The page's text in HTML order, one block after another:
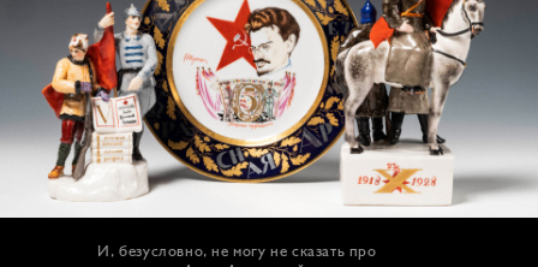
И, безусловно, не могу не сказать про